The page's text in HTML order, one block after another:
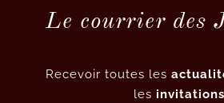
Le courrier des
Recevoir toutes les
les invitations